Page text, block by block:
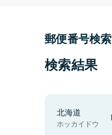
郵便番号検索
検索結果
北海道
ホッカイドウ